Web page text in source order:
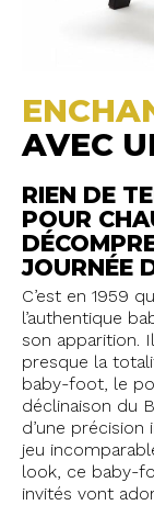
AVEC
RIEN DE
POUR
JOURNÉE
C’est en 1959
l’authentique
son apparition.
presque la
baby-foot, le
déclinaison du
d’une
jeu
look, ce baby-
invités vont